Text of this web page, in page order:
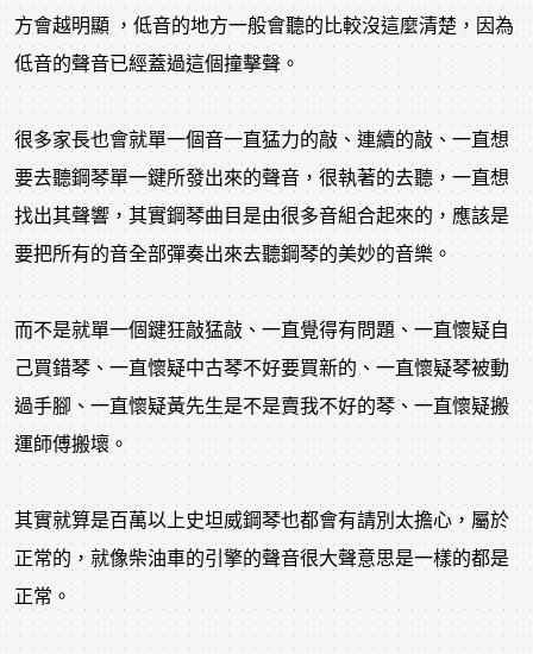
方會越明顯 ，低音的地方一般會聽的比較沒這麼清楚，因為
低音的聲音已經蓋過這個撞擊聲。
很多家長也會就單一個音一直猛力的敲、連續的敲、一直想
要去聽鋼琴單一鍵所發出來的聲音，很執著的去聽，一直想
找出其聲響，其實鋼琴曲目是由很多音組合起來的，應該是
要把所有的音全部彈奏出來去聽鋼琴的美妙的音樂。
而不是就單一個鍵狂敲猛敲、一直覺得有問題、一直懷疑自
己買錯琴、一直懷疑中古琴不好要買新的、一直懷疑琴被動
過手腳、一直懷疑黃先生是不是賣我不好的琴、一直懷疑搬
運師傅搬壞。
其實就算是百萬以上史坦威鋼琴也都會有請別太擔心，屬於
正常的，就像柴油車的引擎的聲音很大聲意思是一樣的都是
正常。